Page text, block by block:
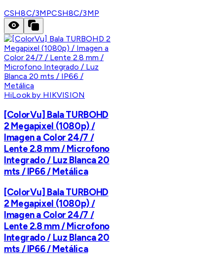
CSH8C/3MPCSH8C/3MP
HiLook by HIKVISION
[ColorVu] Bala TURBOHD
2 Megapixel (1080p) /
Imagen a Color 24/7 /
Lente 2.8 mm / Microfono
Integrado / Luz Blanca 20
mts / IP66 / Metálica
[ColorVu] Bala TURBOHD
2 Megapixel (1080p) /
Imagen a Color 24/7 /
Lente 2.8 mm / Microfono
Integrado / Luz Blanca 20
mts / IP66 / Metálica